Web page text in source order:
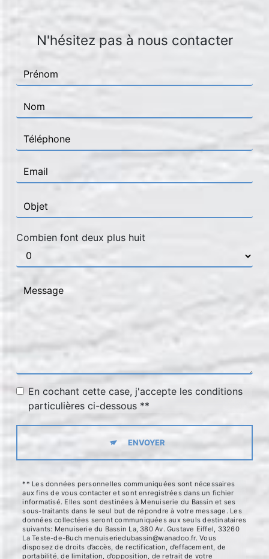
N'hésitez pas à nous contacter
Combien font deux plus huit
En cochant cette case, j'accepte les conditions
particulières ci-dessous **
ENVOYER
** Les données personnelles communiquées sont nécessaires
aux fins de vous contacter et sont enregistrées dans un fichier
informatisé. Elles sont destinées à Menuiserie du Bassin et ses
sous-traitants dans le seul but de répondre à votre message. Les
données collectées seront communiquées aux seuls destinataires
suivants: Menuiserie du Bassin La, 380 Av. Gustave Eiffel, 33260
La Teste-de-Buch menuiseriedubassin@wanadoo.fr. Vous
disposez de droits d’accès, de rectification, d’effacement, de
portabilité, de limitation, d’opposition, de retrait de votre